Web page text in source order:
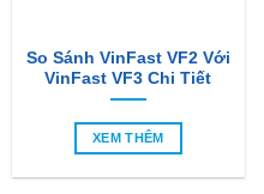
So Sánh VinFast VF2 Với
VinFast VF3 Chi Tiết
XEM THÊM